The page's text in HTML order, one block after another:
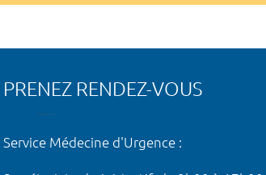
PRENEZ RENDEZ-VOUS
Service Médecine d'Urgence :